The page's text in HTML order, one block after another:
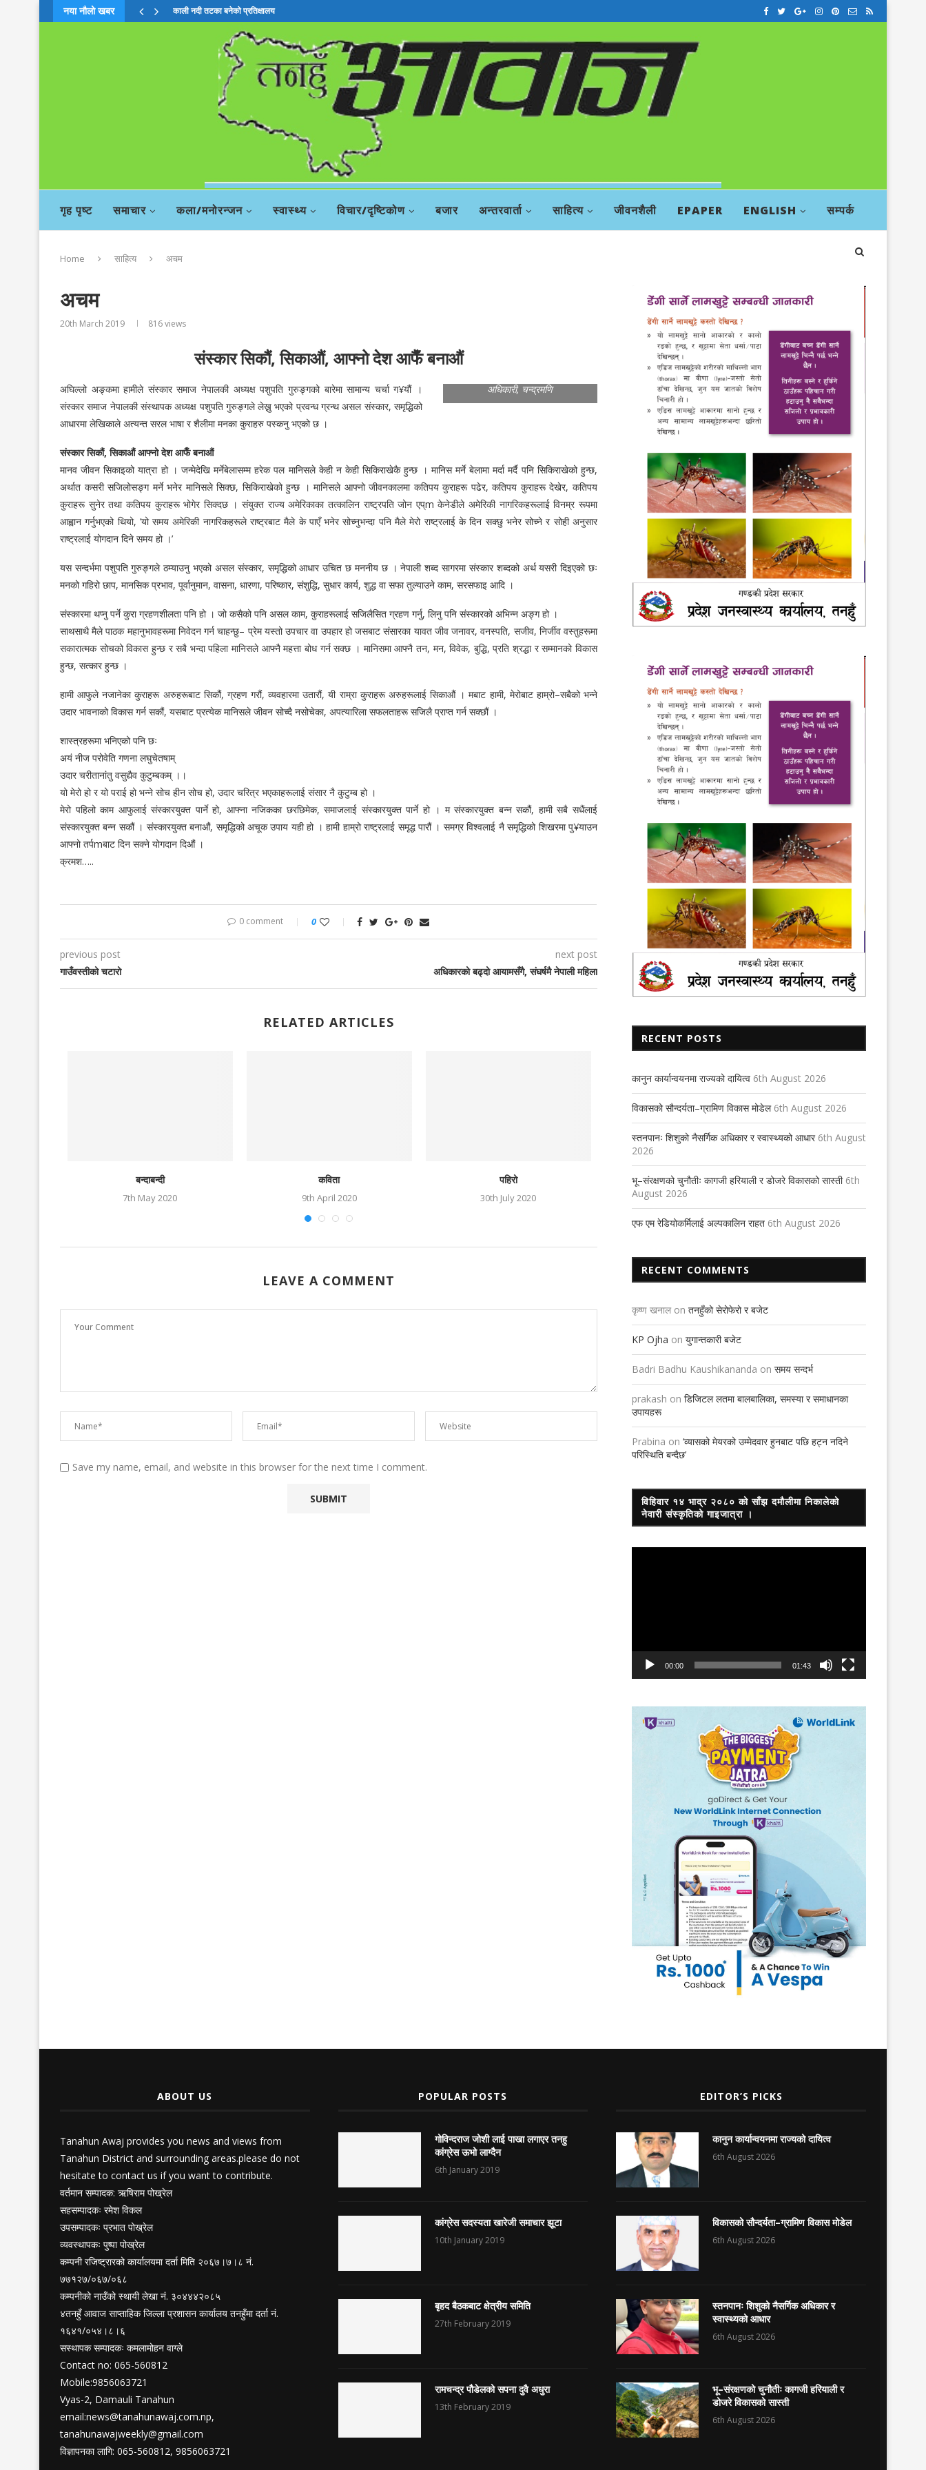
नया नौलो खबर काली नदी तटका बनेकाे प्रतिक्षालय
गृह पृष्ट समाचार कला/मनोरन्जन स्वास्थ्य विचार/दृष्टिकोण बजार अन्तरवार्ता साहित्य जीवनशैली EPAPER ENGLISH सम्पर्क
Home साहित्य अचम
अचम
20th March 2019 816views
संस्कार सिकौं, सिकाऔं, आफ्नो देश आफैँ बनाऔं
अधिकारी, चन्द्रमणि
अघिल्लो अङ्कमा हामीले संस्कार समाज नेपालकी अध्यक्ष पशुपति गुरुङ्गको बारेमा सामान्य चर्चा ग¥यौं ।
संस्कार समाज नेपालकी संस्थापक अध्यक्ष पशुपति गुरुङ्गले लेख्नु भएको प्रवन्ध ग्रन्थ असल संस्कार, समृद्धिको
आधारमा लेखिकाले अत्यन्त सरल भाषा र शैलीमा मनका कुराहरु पस्कनु भएको छ ।
संस्कार सिकौं, सिकाऔं आफ्नो देश आफैँ बनाऔं
मानव जीवन सिकाइको यात्रा हो । जन्मेदेखि मर्नेबेलासम्म हरेक पल मानिसले केही न केही सिकिराखेकै हुन्छ । मानिस मर्ने बेलामा मर्दा मर्दै पनि सिकिराखेको हुन्छ,
अर्थात कसरी सजिलोसङ्ग मर्ने भनेर मानिसले सिक्छ, सिकिराखेको हुन्छ । मानिसले आफ्नो जीवनकालमा कतिपय कुराहरू पढेर, कतिपय कुराहरू देखेर, कतिपय
कुराहरू सुनेर तथा कतिपय कुराहरू भोगेर सिक्दछ । संयुक्त राज्य अमेरिकाका तत्कालिन राष्ट्रपति जोन एप्m केनेडीले अमेरिकी नागरिकहरूलाई विनम्र रूपमा
आह्वान गर्नुभएको थियो, ‘यो समय अमेरिकी नागरिकहरूले राष्ट्रबाट मैले के पाएँ भनेर सोच्नुभन्दा पनि मैले मेरो राष्ट्रलाई के दिन सक्छु भनेर सोच्ने र सोही अनुसार
राष्ट्रलाई योगदान दिने समय हो ।’
यस सन्दर्भमा पशुपति गुरुङ्गले ठम्याउनु भएको असल संस्कार, समृद्धिको आधार उचित छ मननीय छ । नेपाली शब्द सागरमा संस्कार शब्दको अर्थ यसरी दिइएको छः
मनको गहिरो छाप, मानसिक प्रभाव, पूर्वानुमान, वासना, धारणा, परिष्कार, संशुद्धि, सुधार कार्य, शुद्ध वा सफा तुल्याउने काम, सरसफाइ आदि ।
संस्कारमा थप्नु पर्ने कुरा ग्रहणशीलता पनि हो । जो कसैको पनि असल काम, कुराहरूलाई सजिलैसित ग्रहण गर्नु, लिनु पनि संस्कारको अभिन्न अङ्ग हो ।
साथसाथै मैले पाठक महानुभावहरूमा निवेदन गर्न चाहन्छु– प्रेम यस्तो उपचार वा उपहार हो जसबाट संसारका यावत जीव जनावर, वनस्पति, सजीव, निर्जीव वस्तुहरूमा
सकारात्मक सोचको विकास हुन्छ र सबै भन्दा पहिला मानिसले आफ्नै महत्ता बोध गर्न सक्छ । मानिसमा आफ्नै तन, मन, विवेक, बुद्धि, प्रति श्रद्धा र सम्मानको विकास
हुन्छ, सत्कार हुन्छ ।
हामी आफुले नजानेका कुराहरू अरुहरूबाट सिकौं, ग्रहण गरौं, व्यवहारमा उतारौं, यी राम्रा कुराहरू अरुहरूलाई सिकाऔं । मबाट हामी, मेरोबाट हाम्रो–सबैको भन्ने
उदार भावनाको विकास गर्न सकौं, यसबाट प्रत्येक मानिसले जीवन सोच्दै नसोचेका, अपत्यारिला सफलताहरू सजिलै प्राप्त गर्न सक्छौं ।
शास्त्रहरूमा भनिएको पनि छः
अयं नीज परोवेति गणना लघुचेतषाम्
उदार चरीतानांतु वसुद्यैव कुटुम्बकम् ।।
यो मेरो हो र यो पराई हो भन्ने सोच हीन सोच हो, उदार चरित्र भएकाहरूलाई संसार नै कुटुम्ब हो ।
मेरो पहिलो काम आफुलाई संस्कारयुक्त पार्ने हो, आफ्ना नजिकका छरछिमेक, समाजलाई संस्कारयुक्त पार्ने हो । म संस्कारयुक्त बन्न सकौं, हामी सबै सधैंलाई
संस्कारयुक्त बन्न सकौं । संस्कारयुक्त बनाऔं, समृद्धिको अचूक उपाय यही हो । हामी हाम्रो राष्ट्रलाई समृद्ध पारौं । समग्र विश्वलाई नै समृद्धिको शिखरमा पु¥याउन
आफ्नो तर्पmबाट दिन सक्ने योगदान दिऔं ।
क्रमश…..
0 comment 0
previous post
गाउँवस्तीको चटारो
next post
अधिकारको बढ्दो आयामसँगै, संघर्षमै नेपाली महिला
RELATED ARTICLES
बन्दाबन्दी
7th May 2020
कविता
9th April 2020
पहिरो
30th July 2020
तिज विशेष- सहकारी गीत
21st August 2025
लघु कथा-धोका
LEAVE A COMMENT
Save my name, email, and website in this browser for the next time I comment.
RECENT POSTS
कानुन कार्यान्वयनमा राज्यको दायित्व 6th August 2026
विकासको सौन्दर्यता–ग्रामिण विकास मोडेल 6th August 2026
स्तनपानः शिशुको नैसर्गिक अधिकार र स्वास्थ्यको आधार 6th August
2026
भू–संरक्षणको चुनौतीः कागजी हरियाली र डोजरे विकासको सास्ती 6th
August 2026
एफ एम रेडियोकर्मिलाई अल्पकालिन राहत 6th August 2026
RECENT COMMENTS
कृष्ण खनाल on तनहुँको सेरोफेरो र बजेट
KP Ojha on युगान्तकारी बजेट
Badri Badhu Kaushikananda on समय सन्दर्भ
prakash on डिजिटल लतमा बालबालिका, समस्या र समाधानका
उपायहरू
Prabina on ‘व्यासको मेयरको उम्मेदवार हुनबाट पछि हट्न नदिने
परिस्थिति बन्दैछ’
विहिवार १४ भाद्र २०८० को साँझ दमौलीमा निकालेको
नेवारी संस्कृतिको गाइजात्रा ।
00:00 01:43
ABOUT US
Tanahun Awaj provides you news and views from
Tanahun District and surrounding areas.please do not
hesitate to contact us if you want to contribute.
वर्तमान सम्पादक: ऋषिराम पोख्रेल
सहसम्पादकः रमेश विकल
उपसम्पादकः प्रभात पोख्रेल
व्यवस्थापकः पुष्पा पोख्रेल
कम्पनी रजिष्ट्रारको कार्यालयमा दर्ता मिति २०६७।७।८ नं.
७७१२७/०६७/०६८
कम्पनीको नाउँको स्थायी लेखा नं. ३०४४४२०८५
४तनहुँ आवाज साप्ताहिक जिल्ला प्रशासन कार्यालय तनहुँमा दर्ता नं.
१६४१/०५४।८।६
सस्थापक सम्पादकः कमलामोहन वाग्ले
Contact no: 065-560812
Mobile:9856063721
Vyas-2, Damauli Tanahun
email:news@tanahunawaj.com.np,
tanahunawajweekly@gmail.com
विज्ञापनका लागि: 065-560812, 9856063721
POPULAR POSTS
गोविन्दराज जोशी लाई पाखा लगाएर तनहु
कांग्रेस ऊभो लाग्दैन
6th January 2019
कांग्रेस सदस्यता खारेजी समाचार झूटा
10th January 2019
बृहद बैठकबाट क्षेत्रीय समिति
27th February 2019
रामचन्द्र पौडेलको सपना दुवै अधुरा
13th February 2019
EDITOR’S PICKS
कानुन कार्यान्वयनमा राज्यको दायित्व
6th August 2026
विकासको सौन्दर्यता–ग्रामिण विकास मोडेल
6th August 2026
स्तनपानः शिशुको नैसर्गिक अधिकार र
स्वास्थ्यको आधार
6th August 2026
भू–संरक्षणको चुनौतीः कागजी हरियाली र
डोजरे विकासको सास्ती
6th August 2026